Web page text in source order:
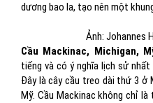
dương bao la, tạo nên một
Ảnh: Johannes
Cầu Mackinac, Michigan,
tiếng và có ý nghĩa lịch sử
Đây là cây cầu treo dài thứ 3 ở
Mỹ. Cầu Mackinac không chỉ